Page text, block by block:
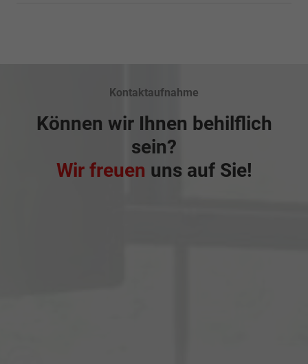
Kontaktaufnahme
Können wir Ihnen behilflich
sein?
Wir freuen uns auf Sie!